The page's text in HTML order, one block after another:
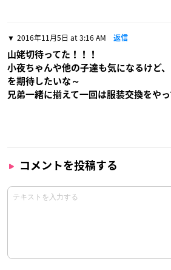
2016年11月5日 at 3:16 AM 返信
山姥切待ってた！！！
小夜ちゃんや他の子達も気になるけど
を期待したいな～
兄弟一緒に揃えて一回は服装交換をや
コメントを投稿する